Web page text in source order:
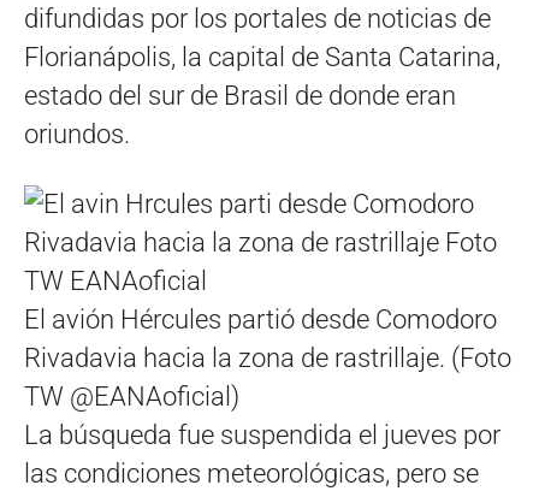
difundidas por los portales de noticias de
Florianápolis, la capital de Santa Catarina,
estado del sur de Brasil de donde eran
oriundos.
El avión Hércules partió desde Comodoro
Rivadavia hacia la zona de rastrillaje. (Foto
TW @EANAoficial)
La búsqueda fue suspendida el jueves por
las condiciones meteorológicas, pero se